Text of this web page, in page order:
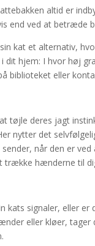
altid er
end ved at betræde
kat et alternativ,
hjem: I hvor høj
biblioteket eller
tøjle deres jagt
nytter det
sender, når den er
trække hænderne til
kats signaler, eller
eller kløer,